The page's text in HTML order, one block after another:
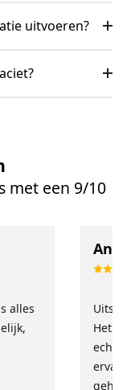
uitvoeren?
met een 9/10
alles
Het
echt